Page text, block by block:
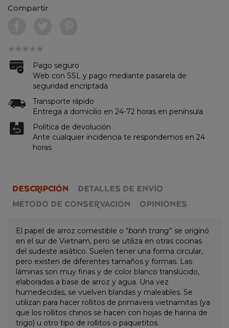
Compartir
Pago seguro
Web con SSL y pago mediante pasarela de
seguridad encriptada
Transporte rápido
Entrega a domicilio en 24-72 horas en península
Política de devolución
Ante cualquier incidencia te respondemos en 24
horas
DESCRIPCIÓN
DETALLES DE ENVÍO
MÉTODO DE CONSERVACIÓN
OPINIONES
El papel de arroz comestible o “banh trang” se originó
en el sur de Vietnam, pero se utiliza en otras cocinas
del sudeste asiático. Suelen tener una forma circular,
pero existen de diferentes tamaños y formas. Las
láminas son muy finas y de color blanco translúcido,
elaboradas a base de arroz y agua. Una vez
humedecidas, se vuelven blandas y maleables. Se
utilizan para hacer rollitos de primavera vietnamitas (ya
que los rollitos chinos se hacen con hojas de harina de
trigo) u otro tipo de rollitos o paquetitos.